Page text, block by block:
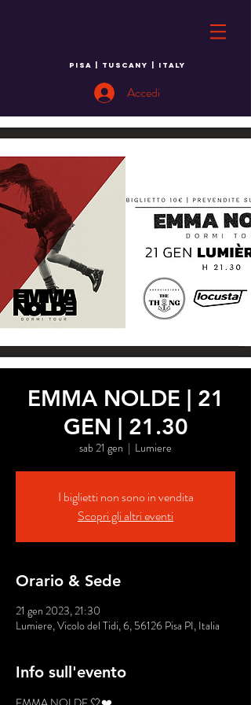
PISA | TUSCANY | ITALY
Accedi
EMMA NOLDE | 21
GEN | 21.30
sab 21 gen
  |
Lumiere
I biglietti non sono in vendita
Scopri gli altri eventi
Orario & Sede
21 gen 2023, 21:30
Lumiere, Vicolo del Tidi, 6, 56126 Pisa PI, Italia
Info sull'evento